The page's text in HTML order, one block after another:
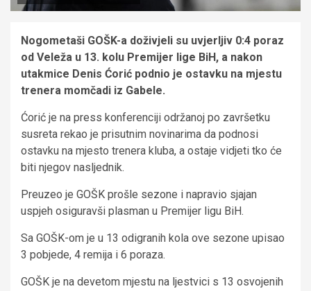
Nogometaši GOŠK-a doživjeli su uvjerljiv 0:4 poraz
od Veleža u 13. kolu Premijer lige BiH, a nakon
utakmice Denis Ćorić podnio je ostavku na mjestu
trenera momčadi iz Gabele.
Ćorić je na press konferenciji održanoj po završetku
susreta rekao je prisutnim novinarima da podnosi
ostavku na mjesto trenera kluba, a ostaje vidjeti tko će
biti njegov nasljednik.
Preuzeo je GOŠK prošle sezone i napravio sjajan
uspjeh osiguravši plasman u Premijer ligu BiH.
Sa GOŠK-om je u 13 odigranih kola ove sezone upisao
3 pobjede, 4 remija i 6 poraza.
GOŠK je na devetom mjestu na ljestvici s 13 osvojenih